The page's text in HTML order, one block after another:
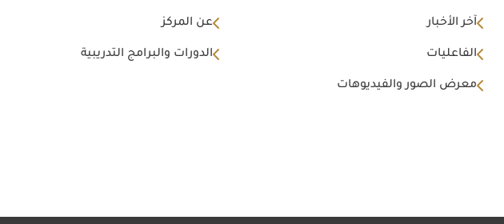
آخر الأخبار
الفاعليات
معرض الصور والفيديوهات
عن المركز
الدورات والبرامج التدريبية